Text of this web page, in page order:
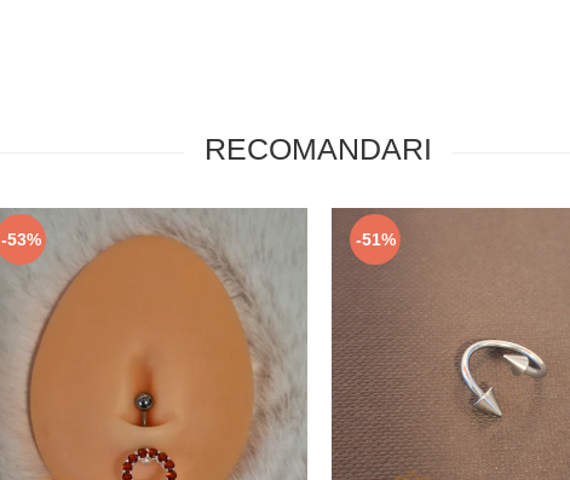
RECOMANDARI
-53% -51%